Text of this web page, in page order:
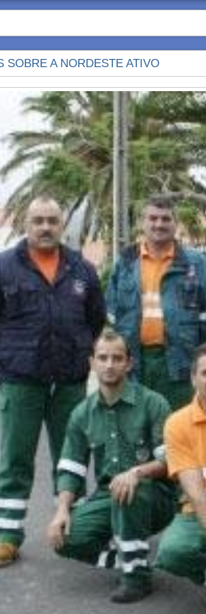
SOBRE A NORDESTE ATIVO